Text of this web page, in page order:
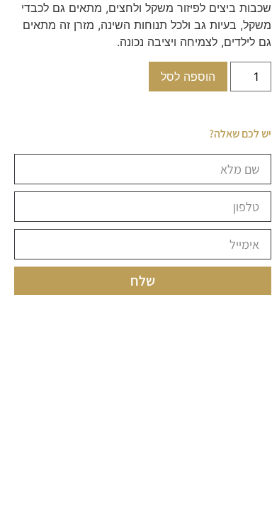
שכבות ביצים לפיזור משקל ולחצים, מתאים גם לכבדי
משקל, בעיות גב ולכל תנוחות השינה, מזרן זה מתאים
גם לילדים, לצמיחה ויציבה נכונה.
הוספה לסל
יש לכם שאלה?
שלח